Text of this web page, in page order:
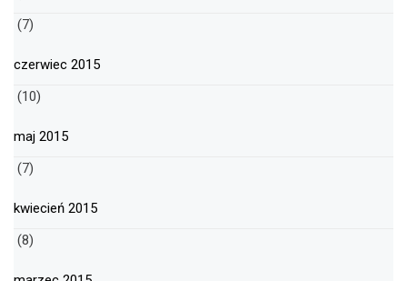
(7)
czerwiec 2015
(10)
maj 2015
(7)
kwiecień 2015
(8)